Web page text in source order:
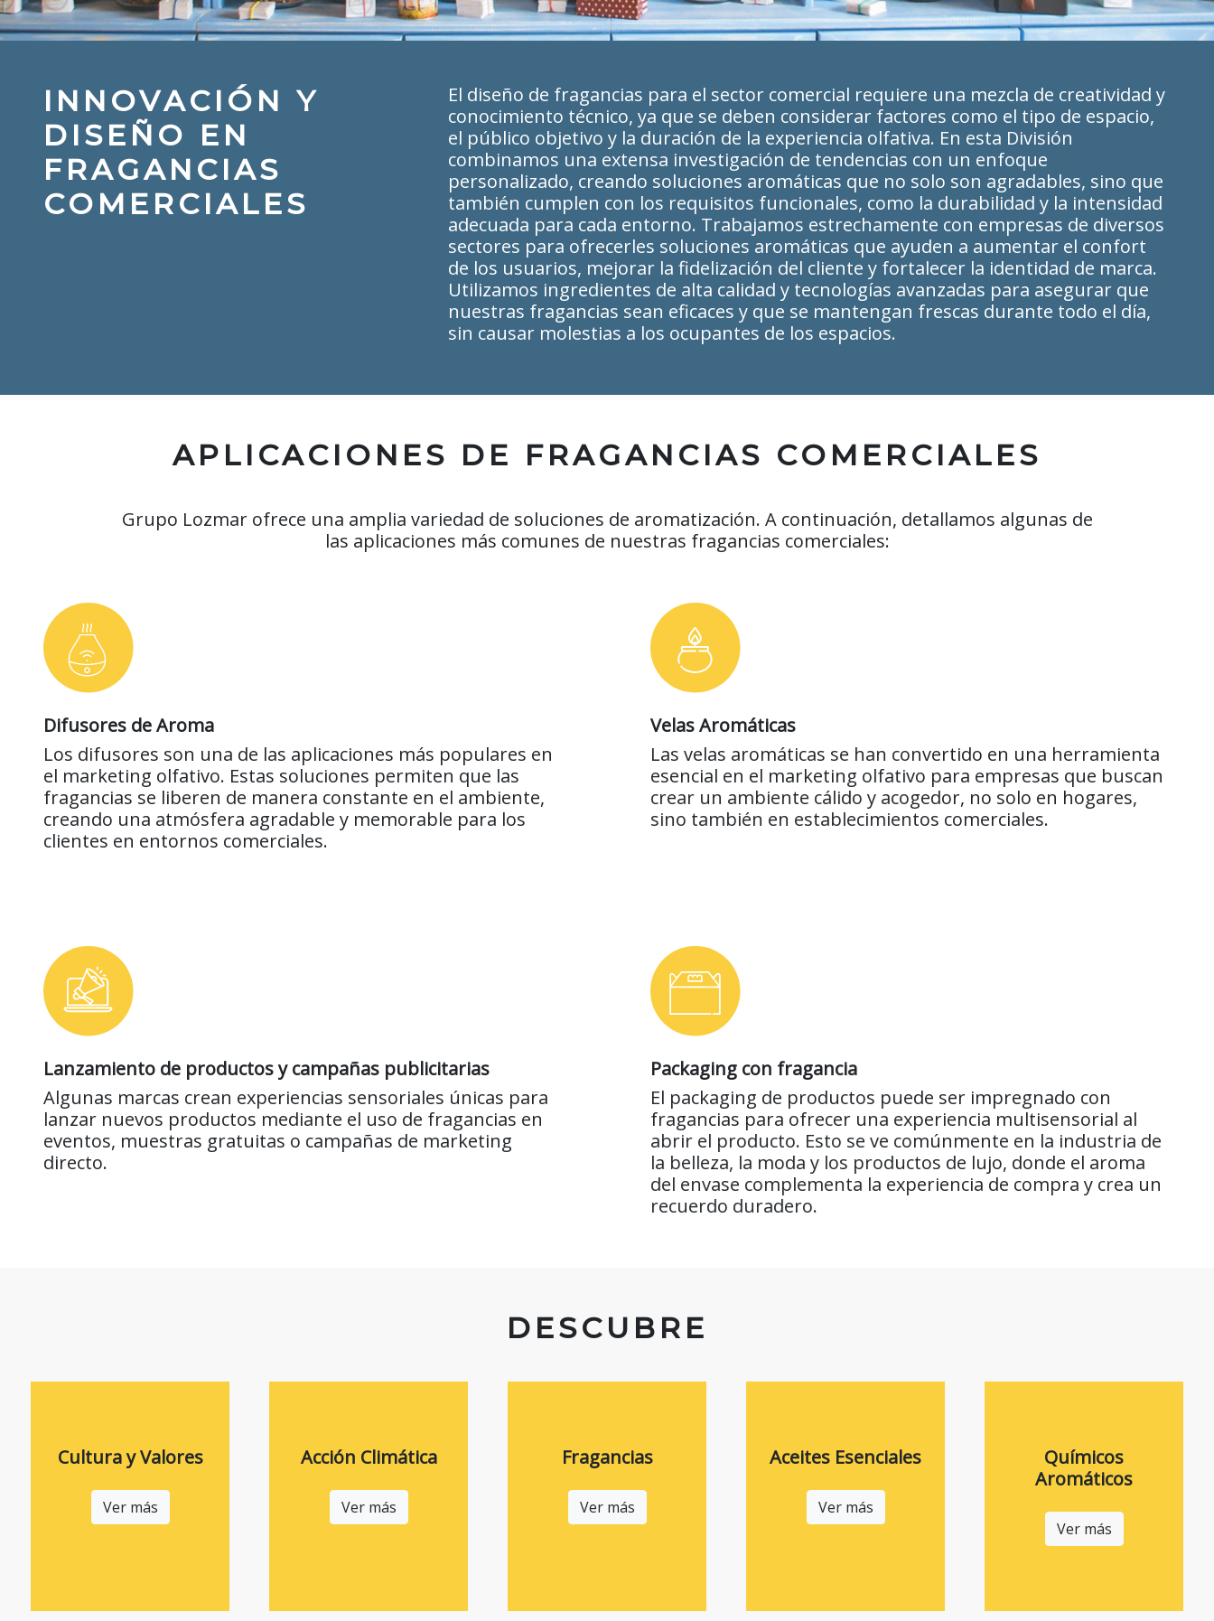
INNOVACIÓN Y
DISEÑO EN
FRAGANCIAS
COMERCIALES
El diseño de fragancias para el sector comercial requiere una mezcla de creatividad y
conocimiento técnico, ya que se deben considerar factores como el tipo de espacio,
el público objetivo y la duración de la experiencia olfativa. En esta División
combinamos una extensa investigación de tendencias con un enfoque
personalizado, creando soluciones aromáticas que no solo son agradables, sino que
también cumplen con los requisitos funcionales, como la durabilidad y la intensidad
adecuada para cada entorno. Trabajamos estrechamente con empresas de diversos
sectores para ofrecerles soluciones aromáticas que ayuden a aumentar el confort
de los usuarios, mejorar la fidelización del cliente y fortalecer la identidad de marca.
Utilizamos ingredientes de alta calidad y tecnologías avanzadas para asegurar que
nuestras fragancias sean eficaces y que se mantengan frescas durante todo el día,
sin causar molestias a los ocupantes de los espacios.
APLICACIONES DE FRAGANCIAS COMERCIALES
Grupo Lozmar ofrece una amplia variedad de soluciones de aromatización. A continuación, detallamos algunas de
las aplicaciones más comunes de nuestras fragancias comerciales:
Difusores de Aroma
Los difusores son una de las aplicaciones más populares en
el marketing olfativo. Estas soluciones permiten que las
fragancias se liberen de manera constante en el ambiente,
creando una atmósfera agradable y memorable para los
clientes en entornos comerciales.
Velas Aromáticas
Las velas aromáticas se han convertido en una herramienta
esencial en el marketing olfativo para empresas que buscan
crear un ambiente cálido y acogedor, no solo en hogares,
sino también en establecimientos comerciales.
Lanzamiento de productos y campañas publicitarias
Algunas marcas crean experiencias sensoriales únicas para
lanzar nuevos productos mediante el uso de fragancias en
eventos, muestras gratuitas o campañas de marketing
directo.
Packaging con fragancia
El packaging de productos puede ser impregnado con
fragancias para ofrecer una experiencia multisensorial al
abrir el producto. Esto se ve comúnmente en la industria de
la belleza, la moda y los productos de lujo, donde el aroma
del envase complementa la experiencia de compra y crea un
recuerdo duradero.
DESCUBRE
Cultura y Valores
Ver más
Acción Climática
Ver más
Fragancias
Ver más
Aceites Esenciales
Ver más
Químicos
Aromáticos
Ver más